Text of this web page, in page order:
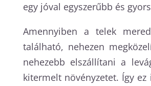
egy jóval egyszerűbb és
Amennyiben a telek
található, nehezen
nehezebb elszállítani a
kitermelt növényzetet. Így